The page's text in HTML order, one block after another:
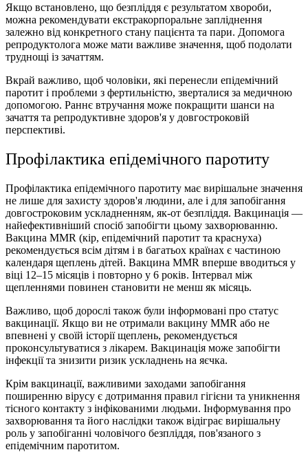
Якщо встановлено, що безпліддя є результатом хвороби,
можна рекомендувати екстракорпоральне запліднення
залежно від конкретного стану пацієнта та пари. Допомога
репродуктолога може мати важливе значення, щоб подолати
труднощі із зачаттям.
Вкрай важливо, щоб чоловіки, які перенесли епідемічний
паротит і проблеми з фертильністю, зверталися за медичною
допомогою. Раннє втручання може покращити шанси на
зачаття та репродуктивне здоров'я у довгостроковій
перспективі.
Профілактика епідемічного паротиту
Профілактика епідемічного паротиту має вирішальне значення
не лише для захисту здоров'я людини, але і для запобігання
довгостроковим ускладненням, як-от безпліддя. Вакцинація —
найефективніший спосіб запобігти цьому захворюванню.
Вакцина MMR (кір, епідемічний паротит та краснуха)
рекомендується всім дітям і в багатьох країнах є частиною
календаря щеплень дітей. Вакцина MMR вперше вводиться у
віці 12–15 місяців і повторно у 6 років. Інтервал між
щепленнями повинен становити не менш як місяць.
Важливо, щоб дорослі також були інформовані про статус
вакцинації. Якщо ви не отримали вакцину MMR або не
впевнені у своїй історії щеплень, рекомендується
проконсультуватися з лікарем. Вакцинація може запобігти
інфекції та знизити ризик ускладнень на яєчка.
Крім вакцинації, важливими заходами запобігання
поширенню вірусу є дотримання правил гігієни та уникнення
тісного контакту з інфікованими людьми. Інформування про
захворювання та його наслідки також відіграє вирішальну
роль у запобіганні чоловічого безпліддя, пов'язаного з
епідемічним паротитом.